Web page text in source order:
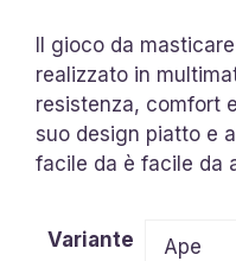
Il gioco da
realizzato in
resistenza, comfort
suo design piatto e
facile da è facile da
Variante